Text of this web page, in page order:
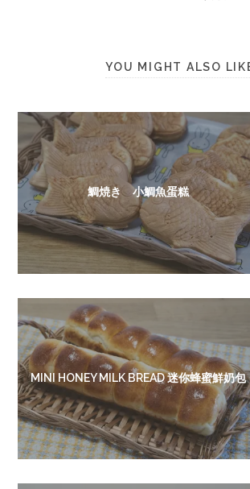
YOU MIGHT ALSO
鯛焼き 小鯛魚蛋糕
MINI HONEY MILK BREAD 迷你蜂蜜鮮奶包